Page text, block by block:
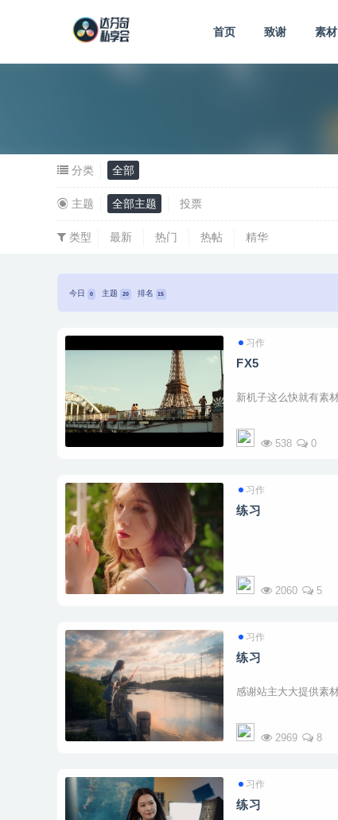
首页 致谢 素材
分类 全部
主题 全部主题 投票
类型 最新 热门 热帖 精华
今日 0 主题 20 排名 15
习作
FX5
新机子这么快就有素
538 0
习作
练习
2060 5
习作
练习
感谢站主大大提供素
2969 8
习作
练习